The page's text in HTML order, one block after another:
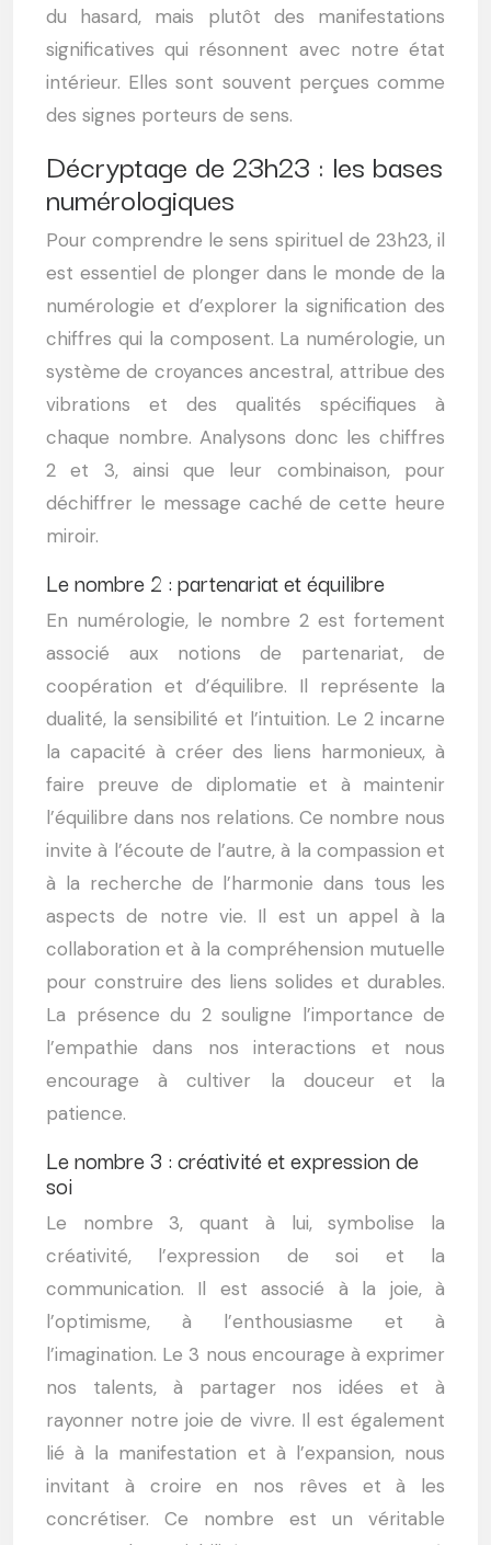
du hasard, mais plutôt des manifestations
significatives qui résonnent avec notre état
intérieur. Elles sont souvent perçues comme
des signes porteurs de sens.
Décryptage de 23h23 : les bases
numérologiques
Pour comprendre le sens spirituel de 23h23, il
est essentiel de plonger dans le monde de la
numérologie et d’explorer la signification des
chiffres qui la composent. La numérologie, un
système de croyances ancestral, attribue des
vibrations et des qualités spécifiques à
chaque nombre. Analysons donc les chiffres
2 et 3, ainsi que leur combinaison, pour
déchiffrer le message caché de cette heure
miroir.
Le nombre 2 : partenariat et équilibre
En numérologie, le nombre 2 est fortement
associé aux notions de partenariat, de
coopération et d’équilibre. Il représente la
dualité, la sensibilité et l’intuition. Le 2 incarne
la capacité à créer des liens harmonieux, à
faire preuve de diplomatie et à maintenir
l’équilibre dans nos relations. Ce nombre nous
invite à l’écoute de l’autre, à la compassion et
à la recherche de l’harmonie dans tous les
aspects de notre vie. Il est un appel à la
collaboration et à la compréhension mutuelle
pour construire des liens solides et durables.
La présence du 2 souligne l’importance de
l’empathie dans nos interactions et nous
encourage à cultiver la douceur et la
patience.
Le nombre 3 : créativité et expression de
soi
Le nombre 3, quant à lui, symbolise la
créativité, l’expression de soi et la
communication. Il est associé à la joie, à
l’optimisme, à l’enthousiasme et à
l’imagination. Le 3 nous encourage à exprimer
nos talents, à partager nos idées et à
rayonner notre joie de vivre. Il est également
lié à la manifestation et à l’expansion, nous
invitant à croire en nos rêves et à les
concrétiser. Ce nombre est un véritable